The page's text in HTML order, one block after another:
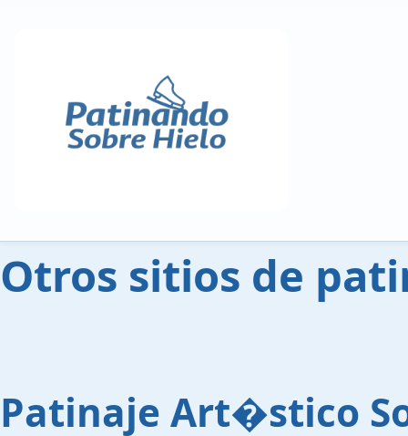
Otros sitios de
Patinaje Art�stico